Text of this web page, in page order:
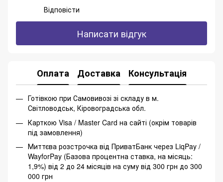
Відповісти
Написати відгук
Оплата Доставка Консультація
Готівкою при Самовивозі зі складу в м.
Світловодськ, Кіровоградська обл.
Карткою Visa / Master Card на сайті (окрім товарів
під замовлення)
Миттєва розстрочка від ПриватБанк через LiqPay /
WayforPay (Базова процентна ставка, на місяць:
1,9%) від 2 до 24 місяців на суму від 300 грн до 300
000 грн